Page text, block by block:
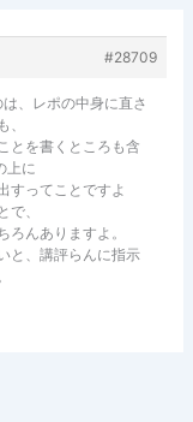
#28709
、レポの中身に直さ
、
とを書くところも含
上に
すってことですよ
で、
ろんありますよ。
と、講評らんに指示